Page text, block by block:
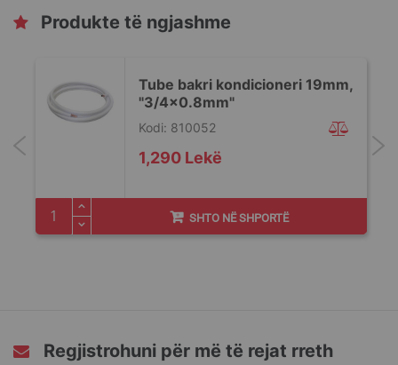
Produkte të ngjashme
Tube bakri kondicioneri 19mm,
"3/4x0.8mm"
1,290 Lekë
Kodi: 810052
SHTO NË SHPORTË
Regjistrohuni për më të rejat rreth